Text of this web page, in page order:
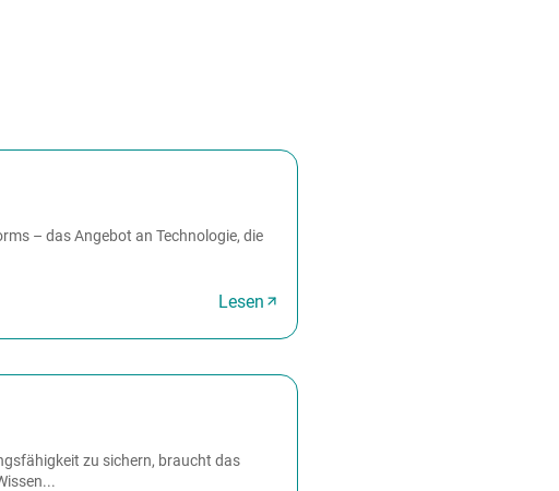
– das Angebot an Technologie, die
Lesen
zu sichern, braucht das